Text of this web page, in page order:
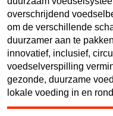
overschrijdend
om de verschillende
duurzamer aan te
innovatief, inclusief,
voedselverspilling
gezonde, duurzame
lokale voeding in en